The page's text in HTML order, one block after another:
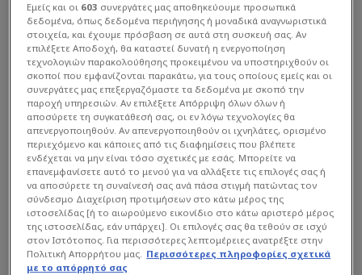
Εμείς και οι 603 συνεργάτες μας αποθηκεύουμε προσωπικά
δεδομένα, όπως δεδομένα περιήγησης ή μοναδικά αναγνωριστικά
στοιχεία, και έχουμε πρόσβαση σε αυτά στη συσκευή σας. Αν
επιλέξετε Αποδοχή, θα καταστεί δυνατή η ενεργοποίηση
τεχνολογιών παρακολούθησης προκειμένου να υποστηριχθούν οι
σκοποί που εμφανίζονται παρακάτω, για τους οποίους εμείς και οι
συνεργάτες μας επεξεργαζόμαστε τα δεδομένα με σκοπό την
παροχή υπηρεσιών. Αν επιλέξετε Απόρριψη όλων όλων ή
αποσύρετε τη συγκατάθεσή σας, οι εν λόγω τεχνολογίες θα
απενεργοποιηθούν. Αν απενεργοποιηθούν οι ιχνηλάτες, ορισμένο
περιεχόμενο και κάποιες από τις διαφημίσεις που βλέπετε
ενδέχεται να μην είναι τόσο σχετικές με εσάς. Μπορείτε να
επανεμφανίσετε αυτό το μενού για να αλλάξετε τις επιλογές σας ή
να αποσύρετε τη συναίνεσή σας ανά πάσα στιγμή πατώντας τον
σύνδεσμο Διαχείριση προτιμήσεων στο κάτω μέρος της
ιστοσελίδας [ή το αιωρούμενο εικονίδιο στο κάτω αριστερό μέρος
της ιστοσελίδας, εάν υπάρχει]. Οι επιλογές σας θα τεθούν σε ισχύ
στον Ιστότοπος. Για περισσότερες λεπτομέρειες ανατρέξτε στην
Πολιτική Απορρήτου μας. Περισσότερες πληροφορίες σχετικά
με το απόρρητό σας